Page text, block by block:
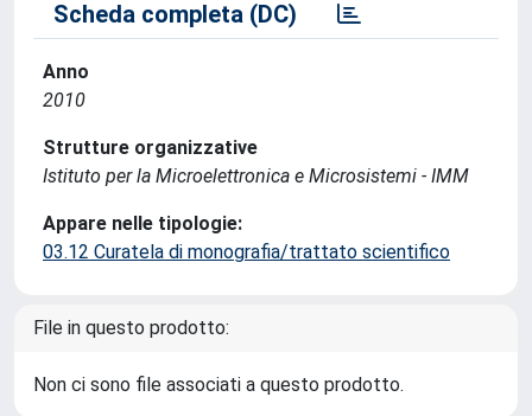
Scheda completa (DC)
Anno
2010
Strutture organizzative
Istituto per la Microelettronica e Microsistemi - IMM
Appare nelle tipologie:
03.12 Curatela di monografia/trattato scientifico
File in questo prodotto:
Non ci sono file associati a questo prodotto.